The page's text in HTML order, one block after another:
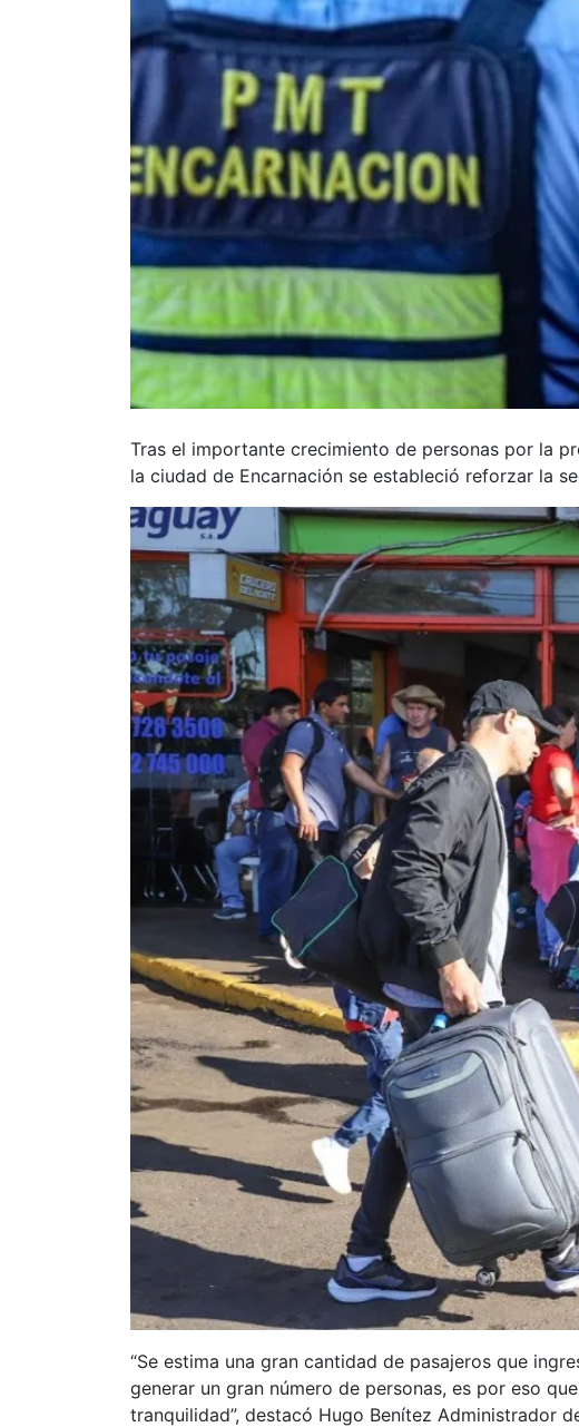
Tras el importante crecimiento de personas por la
la ciudad de Encarnación se estableció reforzar la
“Se estima una gran cantidad de pasajeros que
generar un gran número de personas, es por eso
tranquilidad”, destacó Hugo Benítez Administrador